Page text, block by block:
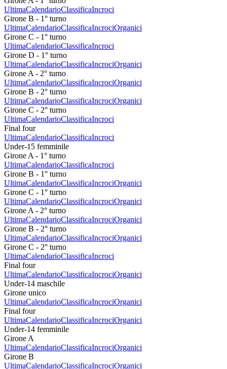
UltimaCalendarioClassificaIncroci
Girone B - 1° turno
UltimaCalendarioClassificaIncrociOrganici
Girone C - 1° turno
UltimaCalendarioClassificaIncroci
Girone D - 1° turno
UltimaCalendarioClassificaIncrociOrganici
Girone A - 2° turno
UltimaCalendarioClassificaIncrociOrganici
Girone B - 2° turno
UltimaCalendarioClassificaIncrociOrganici
Girone C - 2° turno
UltimaCalendarioClassificaIncroci
Final four
UltimaCalendarioClassificaIncroci
Under-15 femminile
Girone A - 1° turno
UltimaCalendarioClassificaIncroci
Girone B - 1° turno
UltimaCalendarioClassificaIncrociOrganici
Girone C - 1° turno
UltimaCalendarioClassificaIncrociOrganici
Girone A - 2° turno
UltimaCalendarioClassificaIncrociOrganici
Girone B - 2° turno
UltimaCalendarioClassificaIncrociOrganici
Girone C - 2° turno
UltimaCalendarioClassificaIncroci
Final four
UltimaCalendarioClassificaIncrociOrganici
Under-14 maschile
Girone unico
UltimaCalendarioClassificaIncrociOrganici
Final four
UltimaCalendarioClassificaIncrociOrganici
Under-14 femminile
Girone A
UltimaCalendarioClassificaIncrociOrganici
Girone B
UltimaCalendarioClassificaIncrociOrganici